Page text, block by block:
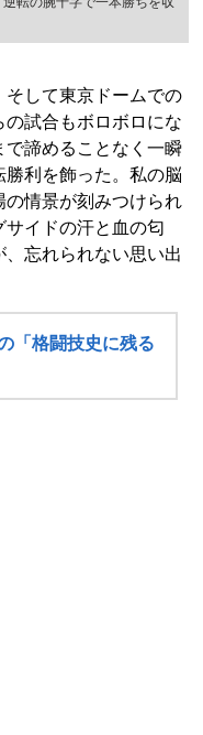
して東京ドームでの
試合もボロボロにな
で諦めることなく一瞬
利を飾った。私の脳
情景が刻みつけられ
イドの汗と血の匂
忘れられない思い出
「格闘技史に残る